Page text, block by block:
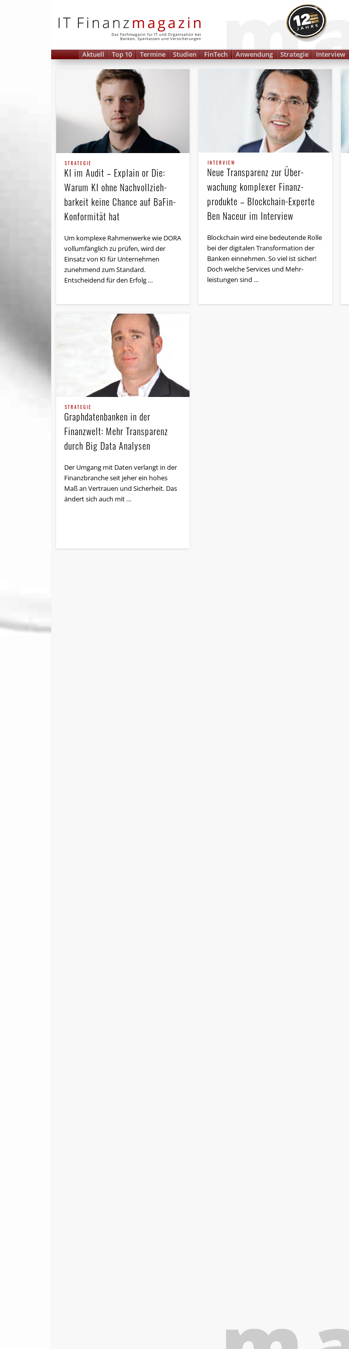
Aktuell Top 10 Termine Studien FinTech Anwendung Strategie Interview
STRATEGIE
KI im Audit – Explain or Die:
Warum KI ohne Nach­voll­zieh­
barkeit keine Chance auf BaFin-
Konformität hat
Um komplexe Rahmenwerke wie DORA
vollumfänglich zu prüfen, wird der
Einsatz von KI für Unternehmen
zunehmend zum Standard.
Entscheidend für den Erfolg …
INTERVIEW
Neue Transparenz zur Über­
wachung komplexer Finanz­
produkte – Blockchain-Experte
Ben Naceur im Interview
Blockchain wird eine bedeutende Rolle
bei der digitalen Transformation der
Banken einnehmen. So viel ist sicher!
Doch welche Services und Mehr­
leistungen sind …
STRATEGIE
Graphdatenbanken in der
Finanzwelt: Mehr Transparenz
durch Big Data Analysen
Der Umgang mit Daten verlangt in der
Finanz­branche seit jeher ein hohes
Maß an Vertrauen und Sicherheit. Das
ändert sich auch mit …